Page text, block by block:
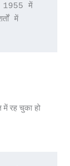
1955 में
में
रह चुका हो